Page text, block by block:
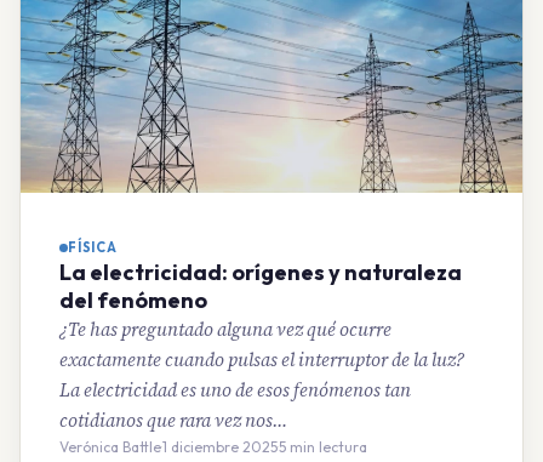
FÍSICA
La electricidad: orígenes y naturaleza
del fenómeno
¿Te has preguntado alguna vez qué ocurre
exactamente cuando pulsas el interruptor de la luz?
La electricidad es uno de esos fenómenos tan
cotidianos que rara vez nos…
Verónica Battle·1 diciembre 2025·5 min lectura